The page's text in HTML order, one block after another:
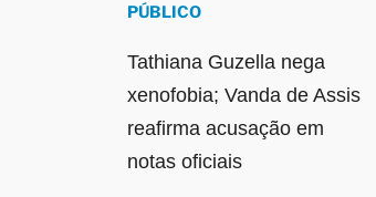
PÚBLICO
Tathiana Guzella nega
xenofobia; Vanda de Assis
reafirma acusação em
notas oficiais